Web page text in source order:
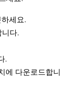
세요.
니다.
.
에 다운로드합니